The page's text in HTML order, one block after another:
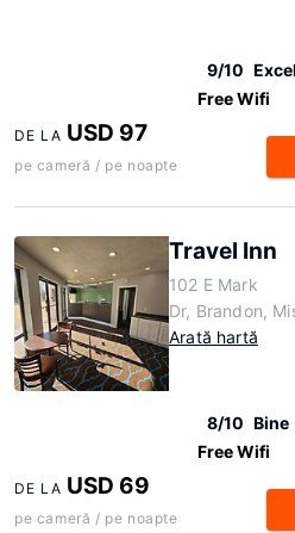
9/10
Free Wifi
DE LA USD 97
pe cameră / pe noapte
Travel Inn
102 E Mark
Dr, Brandon,
Arată hartă
8/10 Bine
Free Wifi
DE LA USD 69
pe cameră / pe noapte